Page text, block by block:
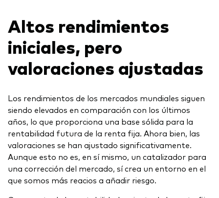
Altos rendimientos
iniciales, pero
valoraciones ajustadas
Los rendimientos de los mercados mundiales siguen
siendo elevados en comparación con los últimos
años, lo que proporciona una base sólida para la
rentabilidad futura de la renta fija. Ahora bien, las
valoraciones se han ajustado significativamente.
Aunque esto no es, en sí mismo, un catalizador para
una corrección del mercado, sí crea un entorno en el
que somos más reacios a añadir riesgo.